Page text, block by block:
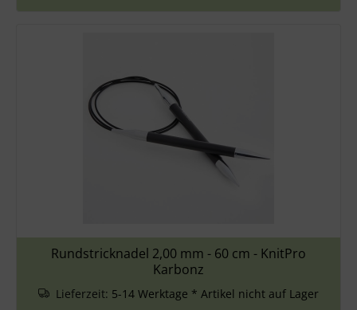
Rundstricknadel 2,00 mm - 60 cm - KnitPro
Karbonz
Lieferzeit: 5-14 Werktage * Artikel nicht auf Lager